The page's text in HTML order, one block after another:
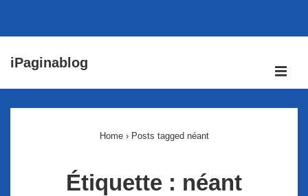
passer
iPaginablog
Home › Posts tagged néant
Étiquette : néant